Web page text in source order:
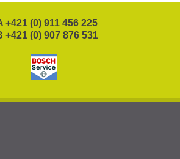
+421 (0) 911 456 225
+421 (0) 907 876 531